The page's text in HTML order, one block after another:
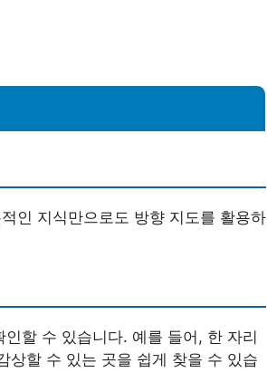
인 지식만으로도 방향 지도를 활용하
할 수 있습니다. 예를 들어, 한 자리
상할 수 있는 곳을 쉽게 찾을 수 있습